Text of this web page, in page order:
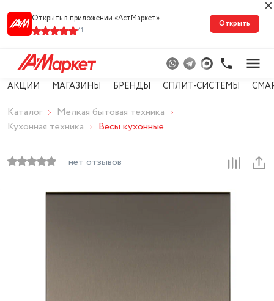
Открыть в приложении «АстМарке‪т‬»
41
Открыть
АКЦИИ МАГАЗИНЫ БРЕНДЫ СПЛИТ-СИСТЕМЫ
Каталог
Мелкая бытовая техника
Кухонная техника
Весы кухонные
нет отзывов